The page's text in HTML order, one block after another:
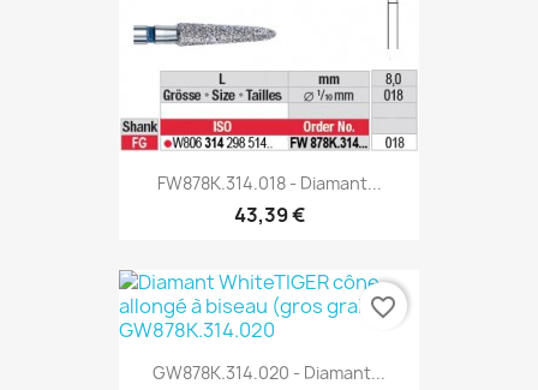
FW878K.314.018 - Diamant...
43,39 €
GW878K.314.020 - Diamant...
favorite_border